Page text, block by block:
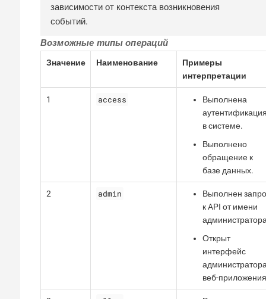
зависимости от контекста возникновения
событий.
Возможные типы операций
Значение Наименование
Примеры
интерпретации
1 access
Выполнена
в системе.
Выполнено
обращение к
базе данных.
2 admin
Выполнен
к API от имени
Открыт
интерфейс
веб-